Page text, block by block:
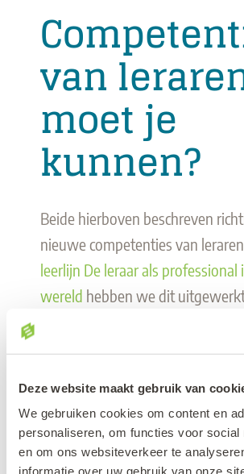
Deze website maakt gebruik van
We gebruiken cookies om content en
personaliseren, om functies voor social
en om ons websiteverkeer te
informatie over uw gebruik van onze
van
moet je
kunnen?
Beide hierboven beschreven
nieuwe competenties van
leerlijn De leraar als professional
wereld hebben we dit
Toetsen en feedback. We
Digital Competence Framework
in dit domein:
1. Digitaal toetsen